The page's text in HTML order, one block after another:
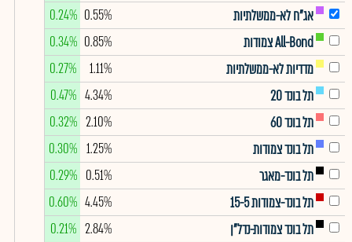
אג"ח לא-ממשלתיות
0.55%
0.24%
All-Bond צמודות
0.85%
0.34%
מדדיות לא-ממשלתיות
1.11%
0.27%
תל בונד 20
4.34%
0.47%
תל בונד 60
2.10%
0.32%
תל בונד צמודות
1.25%
0.30%
תל בונד-מאגר
0.51%
0.29%
תל בונד-צמודות 15-5
4.45%
0.60%
תל בונד צמודות-נדל"ן
2.84%
0.21%